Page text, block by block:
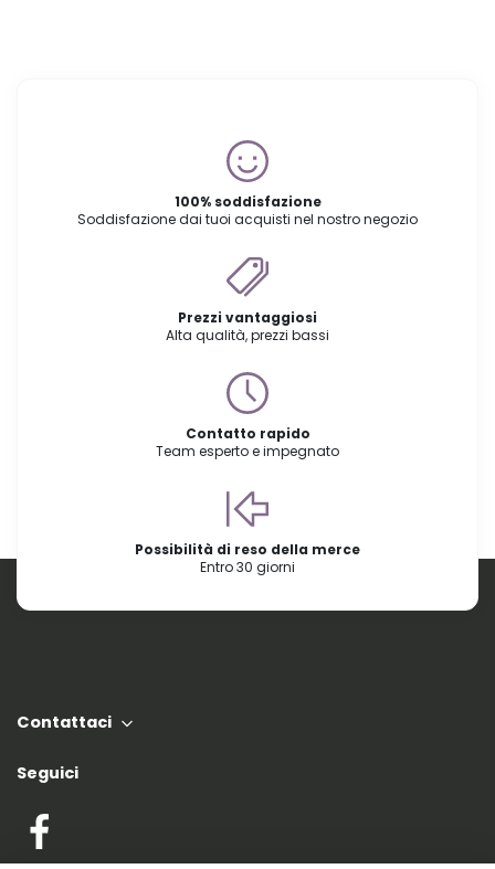
100% soddisfazione
Soddisfazione dai tuoi acquisti nel nostro negozio
Prezzi vantaggiosi
Alta qualità, prezzi bassi
Contatto rapido
Team esperto e impegnato
Possibilità di reso della merce
Entro 30 giorni
Contattaci
Seguici